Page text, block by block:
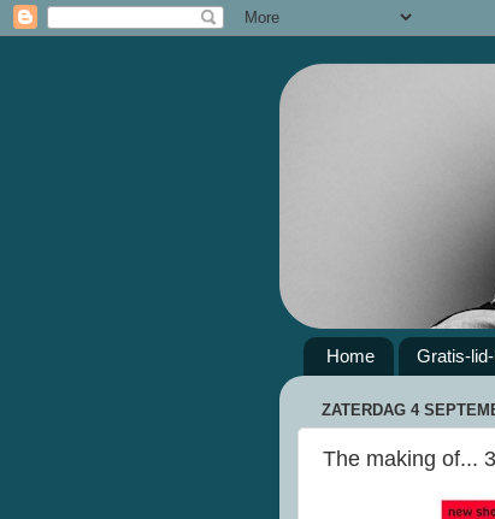
Home Gratis-
ZATERDAG 4
The making of...